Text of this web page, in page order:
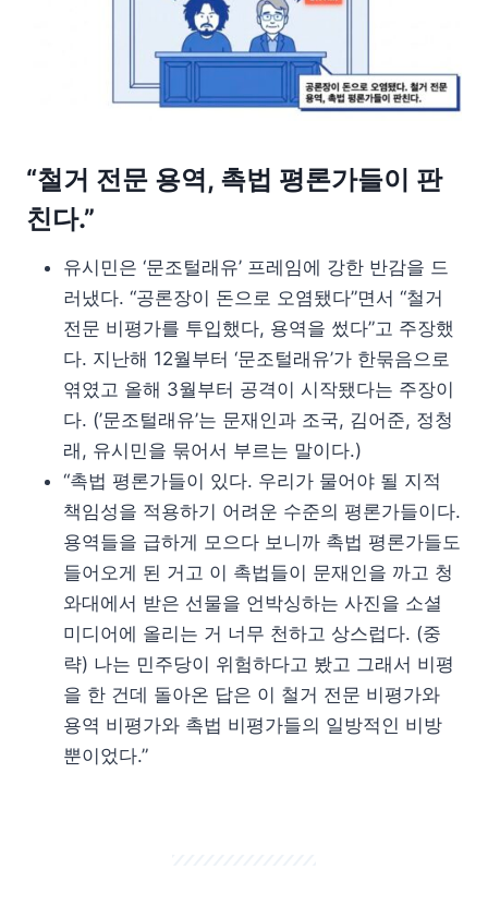
“철거 전문 용역, 촉법 평론가들이 판
친다.”
유시민은 ‘문조털래유’ 프레임에 강한 반감을 드
러냈다. “공론장이 돈으로 오염됐다”면서 “철거
전문 비평가를 투입했다, 용역을 썼다”고 주장했
다. 지난해 12월부터 ‘문조털래유’가 한묶음으로
엮였고 올해 3월부터 공격이 시작됐다는 주장이
다. (’문조털래유’는 문재인과 조국, 김어준, 정청
래, 유시민을 묶어서 부르는 말이다.)
“촉법 평론가들이 있다. 우리가 물어야 될 지적
책임성을 적용하기 어려운 수준의 평론가들이다.
용역들을 급하게 모으다 보니까 촉법 평론가들도
들어오게 된 거고 이 촉법들이 문재인을 까고 청
와대에서 받은 선물을 언박싱하는 사진을 소셜
미디어에 올리는 거 너무 천하고 상스럽다. (중
략) 나는 민주당이 위험하다고 봤고 그래서 비평
을 한 건데 돌아온 답은 이 철거 전문 비평가와
용역 비평가와 촉법 비평가들의 일방적인 비방
뿐이었다.”